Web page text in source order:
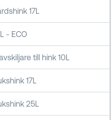
17L
- ECO
till hink 10L
17L
25L